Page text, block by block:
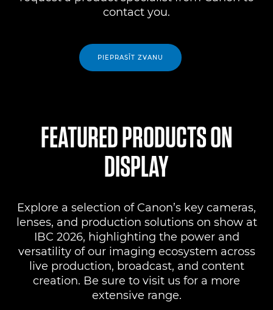
contact you.
PIEPRASĪT ZVANU
FEATURED PRODUCTS ON
DISPLAY
Explore a selection of Canon’s key cameras,
lenses, and production solutions on show at
IBC 2026, highlighting the power and
versatility of our imaging ecosystem across
live production, broadcast, and content
creation. Be sure to visit us for a more
extensive range.